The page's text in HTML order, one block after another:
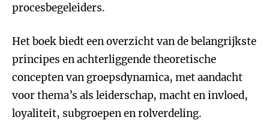
procesbegeleiders.
Het boek biedt een overzicht van de belangrijkste
principes en achterliggende theoretische
concepten van groepsdynamica, met aandacht
voor thema’s als leiderschap, macht en invloed,
loyaliteit, subgroepen en rolverdeling.